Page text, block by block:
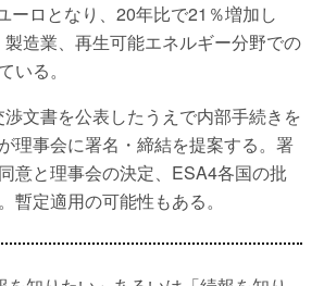
ーロとなり、20年比で21％増加し
造業、再生可能エネルギー分野での
いる。
文書を公表したうえで内部手続きを
理事会に署名・締結を提案する。署
意と理事会の決定、ESA4各国の批
暫定適用の可能性もある。